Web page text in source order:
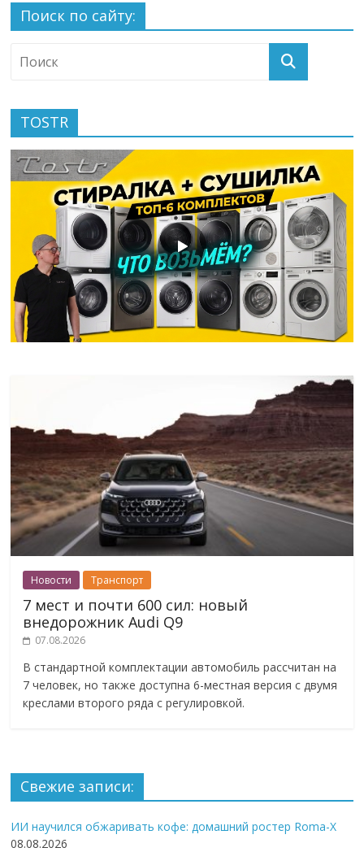
Поиск по сайту:
TOSTR
Новости Транспорт
7 мест и почти 600 сил: новый
внедорожник Audi Q9
07.08.2026
В стандартной комплектации автомобиль рассчитан на
7 человек, но также доступна 6-местная версия с двумя
креслами второго ряда с регулировкой.
Свежие записи:
ИИ научился обжаривать кофе: домашний ростер Roma-X
08.08.2026